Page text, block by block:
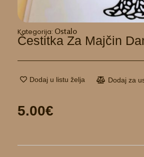
Kategorija: Ostalo
Čestitka Za Majčin
Dodaj u listu želja Dodaj za
5.00€